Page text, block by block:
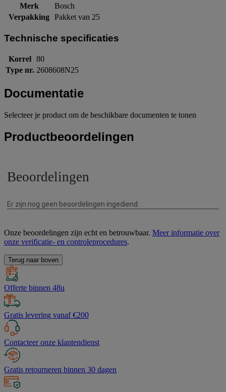
Merk
Bosch
Verpakking Pakket van 25
Technische specificaties
Korrel 80
Type nr. 2608608N25
Documentatie
Selecteer je product om de beschikbare documenten te tonen
Productbeoordelingen
Onze beoordelingen zijn echt en betrouwbaar. Meer informatie over
onze verificatie- en controleprocedures.
Terug naar boven
Offerte binnen 48u
Gratis levering vanaf €200
Contacteer onze klantendienst
Gratis retourneren binnen 30 dagen